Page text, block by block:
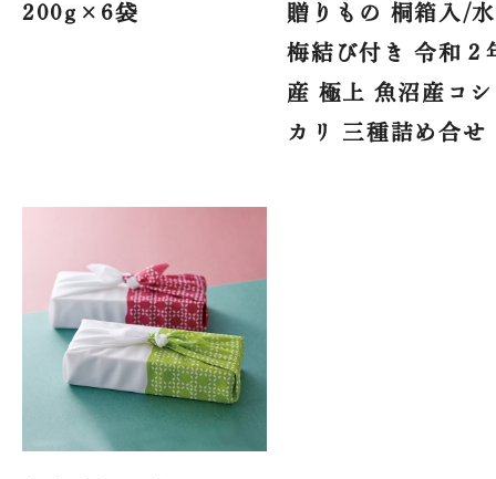
200g×6袋
贈りもの 桐箱入/
梅結び付き 令和２
産 極上 魚沼産コ
カリ 三種詰め合せ